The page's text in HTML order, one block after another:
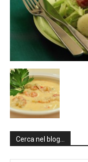
Cerca nel blog…